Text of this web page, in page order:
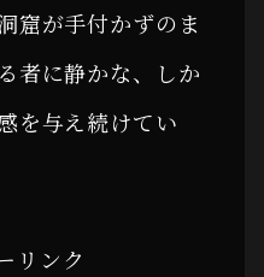
窟が手付かずのま
者に静かな、しか
を与え続けてい
リンク